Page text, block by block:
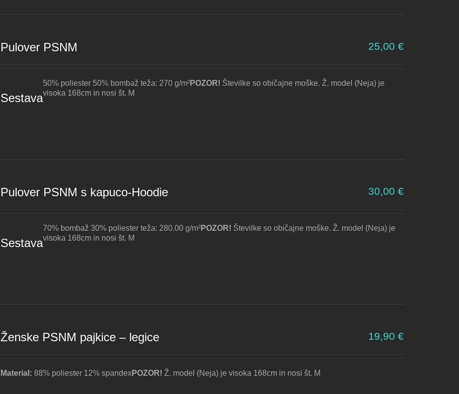
Pulover PSNM 25,00 €
Sestava
50% poliester 50% bombaž teža: 270 g/m²POZOR! Številke so običajne moške. Ž. model (Neja) je
visoka 168cm in nosi št. M
Pulover PSNM s kapuco-Hoodie 30,00 €
Sestava
70% bombaž 30% poliester teža: 280.00 g/m²POZOR! Številke so običajne moške. Ž. model (Neja) je
visoka 168cm in nosi št. M
Ženske PSNM pajkice – legice 19,90 €
Material: 88% poliester 12% spandexPOZOR! Ž. model (Neja) je visoka 168cm in nosi št. M